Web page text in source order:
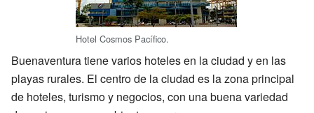
Hotel Cosmos Pacífico.
Buenaventura tiene varios hoteles en la ciudad y en las
playas rurales. El centro de la ciudad es la zona principal
de hoteles, turismo y negocios, con una buena variedad